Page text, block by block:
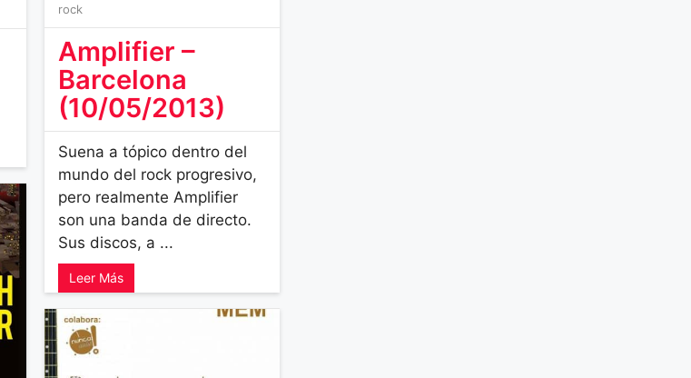
rock
Amplifier –
Barcelona
(10/05/2013)
Suena a tópico dentro del
mundo del rock progresivo,
pero realmente Amplifier
son una banda de directo.
Sus discos, a ...
Leer Más